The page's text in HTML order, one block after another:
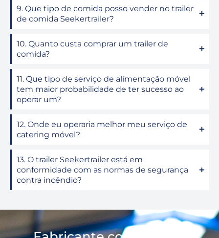
9. Que tipo de comida posso vender no trailer
de comida Seekertrailer?
10. Quanto custa comprar um trailer de
comida?
11. Que tipo de serviço de alimentação móvel
tem maior probabilidade de ter sucesso ao
operar um?
12. Onde eu operaria melhor meu serviço de
catering móvel?
13. O trailer Seekertrailer está em
conformidade com as normas de segurança
contra incêndio?